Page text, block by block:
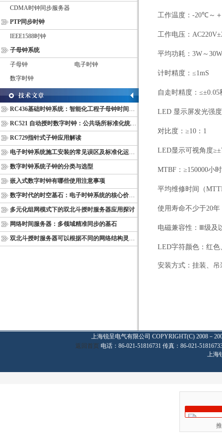
CDMA时钟同步服务器
PTP同步时钟
IEEE1588时钟
子母钟系统
子母钟
电子时钟
数字时钟
RC436基础时钟系统：智能化工程子母钟时间同步配套设备
RC521 自动授时数字时钟：公共场所标准化统一计时终端
RC729指针式子钟应用解读
电子时钟系统施工安装的常见误区及标准化运维管理规范
数字时钟系统子钟的分类与选型
嵌入式数字时钟有哪些使用注意事项
数字时代的时空基石：电子时钟系统的核心价值与多维意义
多元化组网模式下的双北斗授时服务器应用探讨
网络时间服务器：多领域精准同步的基石
双北斗授时服务器可以根据不同的网络结构灵活部署
工作温度： -20℃～＋
工作电压： AC220V±
平均功耗： 3W ～ 30W
计时精度： ≤1mS
自走时精度：≤±0.05
LED 显示屏发光强
对比度： ≥10 ： 1
LED显示可视角度≥±
MTBF ： ≥150000小时
平均维修时间（
使用寿命不少于20年
电磁兼容性：Ⅲ级及
LED字符颜色：红
安装方式：挂装、吊
上海锐呈电气有限公司 COPYRIGHT(C) 2008－
返回首页 电话：86-021-51816731 传真：86-021-
上海